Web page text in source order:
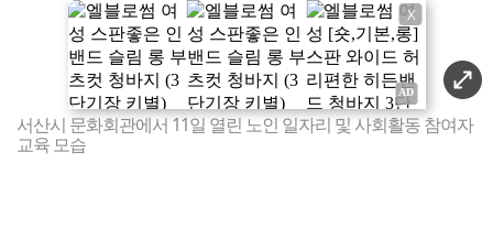
X
서산시 문화회관에서 11일 열린 노인 일자리 및 사회활동 참여자
교육 모습